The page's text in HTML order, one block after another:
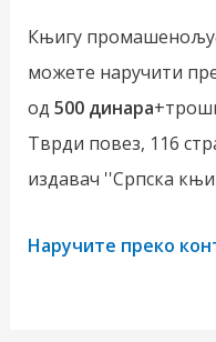
Књигу
можете наручити
од 500 динара
Тврди повез, 116
издавач ''Српска
Наручите преко